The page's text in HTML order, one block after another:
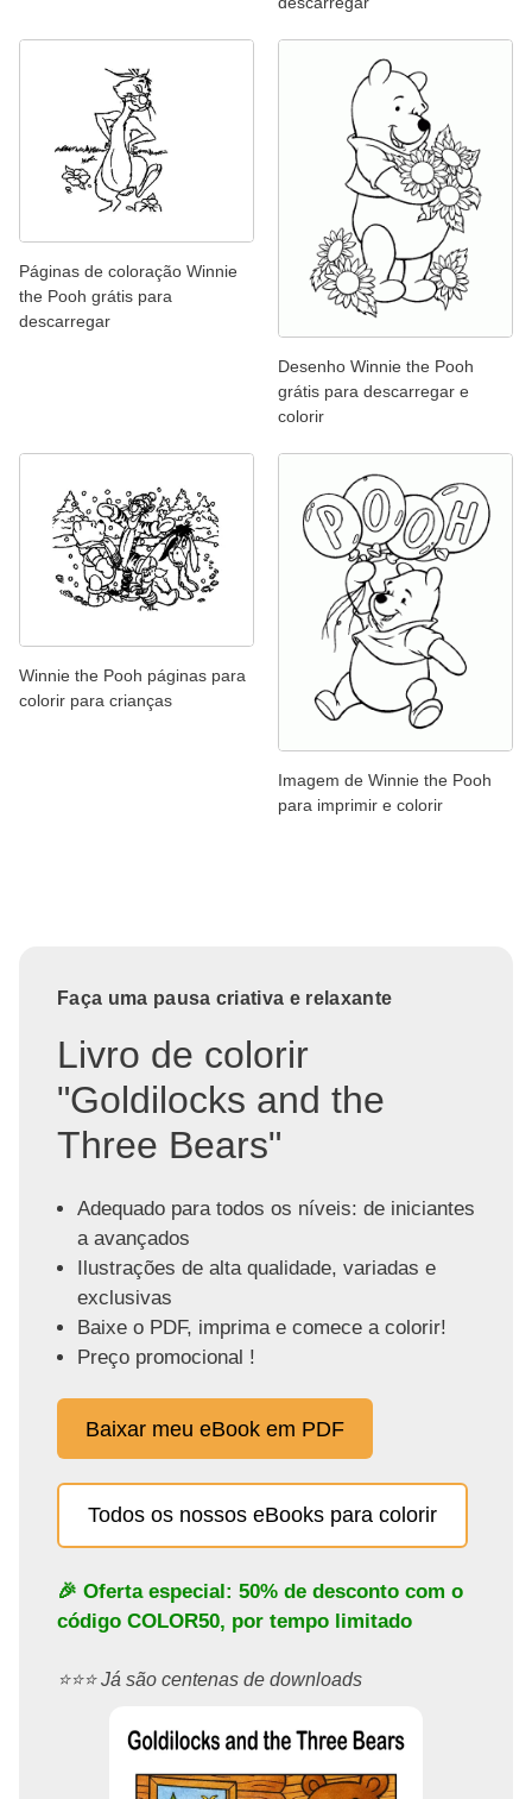
Páginas de coloração Winnie
the Pooh grátis para
descarregar
Desenho Winnie the Pooh
grátis para descarregar e
colorir
Winnie the Pooh páginas para
colorir para crianças
Imagem de Winnie the Pooh
para imprimir e colorir
Faça uma pausa criativa e relaxante
Livro de colorir
"Goldilocks and the
Three Bears"
Adequado para todos os níveis: de iniciantes
a avançados
Ilustrações de alta qualidade, variadas e
exclusivas
Baixe o PDF, imprima e comece a colorir!
Preço promocional !
Baixar meu eBook em PDF
Todos os nossos eBooks para colorir
🎉 Oferta especial: 50% de desconto com o
código COLOR50, por tempo limitado
⭐️⭐️⭐️ Já são centenas de downloads